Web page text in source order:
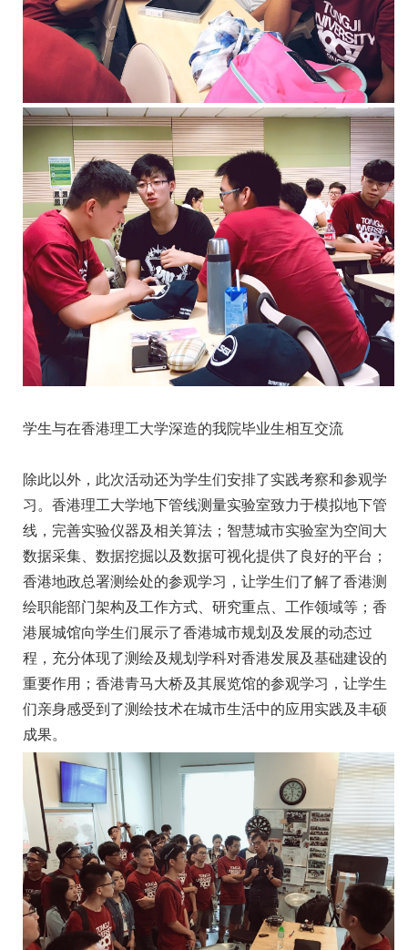
学生与在香港理工大学深造的我院毕业生相互交流
除此以外，此次活动还为学生们安排了实践考察和参观学
习。香港理工大学地下管线测量实验室致力于模拟地下管
线，完善实验仪器及相关算法；智慧城市实验室为空间大
数据采集、数据挖掘以及数据可视化提供了良好的平台；
香港地政总署测绘处的参观学习，让学生们了解了香港测
绘职能部门架构及工作方式、研究重点、工作领域等；香
港展城馆向学生们展示了香港城市规划及发展的动态过
程，充分体现了测绘及规划学科对香港发展及基础建设的
重要作用；香港青马大桥及其展览馆的参观学习，让学生
们亲身感受到了测绘技术在城市生活中的应用实践及丰硕
成果。